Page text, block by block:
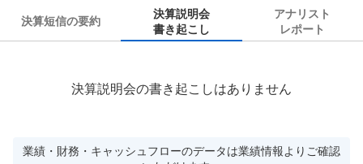
決算短信の要約
決算説明会
書き起こし
アナリスト
レポート
決算説明会の書き起こしはありません
業績・財務・キャッシュフローのデータは業績情報よりご確認